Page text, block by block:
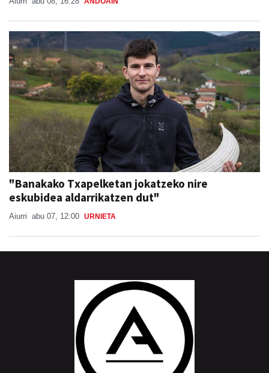
"Banakako Txapelketan jokatzeko nire
eskubidea aldarrikatzen dut"
Aiurri abu 07, 12:00 URNIETA